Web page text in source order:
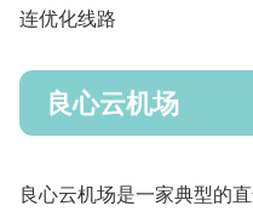
连优化线路
良心云机场
良心云机场是一家典型的